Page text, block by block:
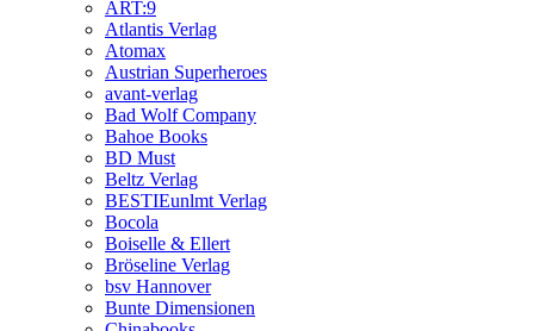
ART:9
Atlantis Verlag
Atomax
Austrian Superheroes
avant-verlag
Bad Wolf Company
Bahoe Books
BD Must
Beltz Verlag
BESTIEunlmt Verlag
Bocola
Boiselle & Ellert
Bröseline Verlag
bsv Hannover
Bunte Dimensionen